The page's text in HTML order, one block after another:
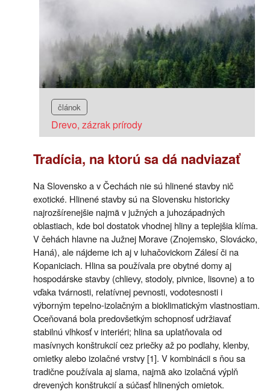
článok
Drevo, zázrak prírody
Tradícia, na ktorú sa dá nadviazať
Na Slovensko a v Čechách nie sú hlinené stavby nič
exotické. Hlinené stavby sú na Slovensku historicky
najrozšírenejšie najmä v južných a juhozápadných
oblastiach, kde bol dostatok vhodnej hliny a teplejšia klíma.
V čehách hlavne na Južnej Morave (Znojemsko, Slovácko,
Haná), ale nájdeme ich aj v luhačovickom Zálesí či na
Kopaniciach. Hlina sa používala pre obytné domy aj
hospodárske stavby (chlievy, stodoly, pivnice, lisovne) a to
vďaka tvárnosti, relatívnej pevnosti, vodotesnosti i
výborným tepelno-izolačným a bioklimatickým vlastnostiam.
Oceňovaná bola predovšetkým schopnosť udržiavať
stabilnú vlhkosť v interiéri; hlina sa uplatňovala od
masívnych konštrukcií cez priečky až po podlahy, klenby,
omietky alebo izolačné vrstvy [1]. V kombinácii s ňou sa
tradične používala aj slama, najmä ako izolačná výplň
drevených konštrukcií a súčasť hlinených omietok.